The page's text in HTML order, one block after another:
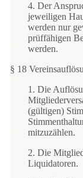
4. Der
jeweiligen
werden nur
prüffähigen
werden.
§ 18
1. Die
(gültigen)
mitzuzählen.
2. Die
Liquidatoren.